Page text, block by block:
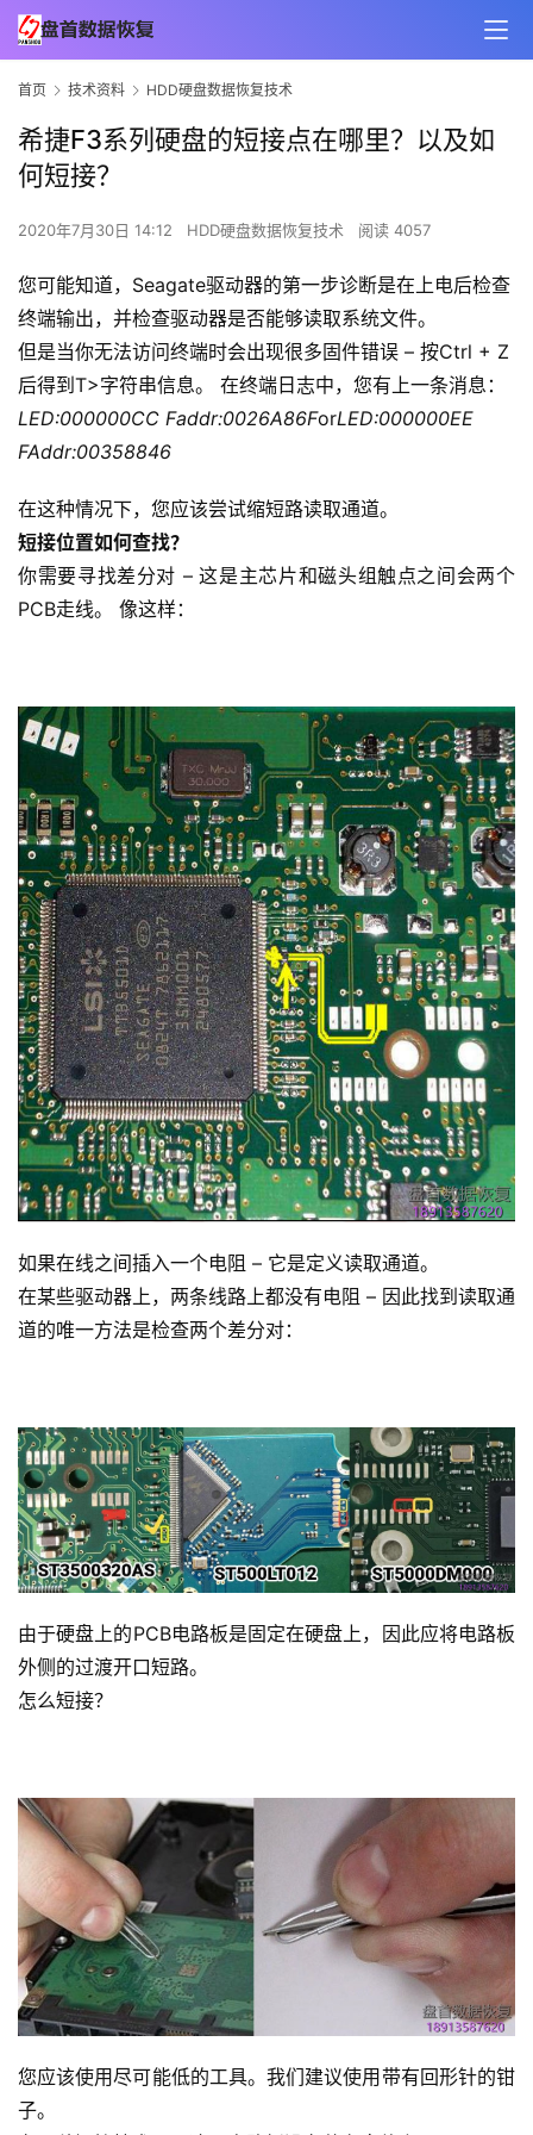
首页 技术资料 HDD硬盘数据恢复技术
希捷F3系列硬盘的短接点在哪里？以及如
何短接？
2020年7月30日 14:12 HDD硬盘数据恢复技术 阅读 4057
您可能知道，Seagate驱动器的第一步诊断是在上电后检查
终端输出，并检查驱动器是否能够读取系统文件。
但是当你无法访问终端时会出现很多固件错误 – 按Ctrl + Z
后得到T>字符串信息。 在终端日志中，您有上一条消息：
LED:000000CC Faddr:0026A86ForLED:000000EE
FAddr:00358846
在这种情况下，您应该尝试缩短路读取通道。
短接位置如何查找？
你需要寻找差分对 – 这是主芯片和磁头组触点之间会两个
PCB走线。
像这样：
如果在线之间插入一个电阻 – 它是定义读取通道。
在某些驱动器上，两条线路上都没有电阻 – 因此找到读取通
道的唯一方法是检查两个差分对：
由于硬盘上的PCB电路板是固定在硬盘上，因此应将电路板
外侧的过渡开口短路。
怎么短接？
您应该使用尽可能低的工具。我们建议使用带有回形针的钳
子。